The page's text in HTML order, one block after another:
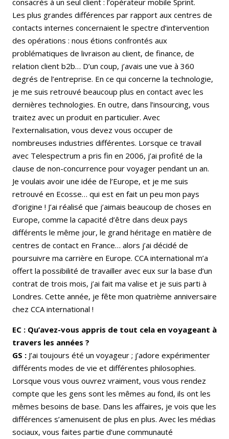
consacrés à un seul client : l’opérateur mobile Sprint.
Les plus grandes différences par rapport aux centres de
contacts internes concernaient le spectre d’intervention
des opérations : nous étions confrontés aux
problématiques de livraison au client, de finance, de
relation client b2b… D’un coup, j’avais une vue à 360
degrés de l’entreprise. En ce qui concerne la technologie,
je me suis retrouvé beaucoup plus en contact avec les
dernières technologies. En outre, dans l’insourcing, vous
traitez avec un produit en particulier. Avec
l’externalisation, vous devez vous occuper de
nombreuses industries différentes. Lorsque ce travail
avec Telespectrum a pris fin en 2006, j’ai profité de la
clause de non-concurrence pour voyager pendant un an.
Je voulais avoir une idée de l’Europe, et je me suis
retrouvé en Ecosse… qui est en fait un peu mon pays
d’origine ! J’ai réalisé que j’aimais beaucoup de choses en
Europe, comme la capacité d’être dans deux pays
différents le même jour, le grand héritage en matière de
centres de contact en France… alors j’ai décidé de
poursuivre ma carrière en Europe. CCA international m’a
offert la possibilité de travailler avec eux sur la base d’un
contrat de trois mois, j’ai fait ma valise et je suis parti à
Londres. Cette année, je fête mon quatrième anniversaire
chez CCA international !
EC : Qu’avez-vous appris de tout cela en voyageant à
travers les années ?
GS : J’ai toujours été un voyageur ; j’adore expérimenter
différents modes de vie et différentes philosophies.
Lorsque vous vous ouvrez vraiment, vous vous rendez
compte que les gens sont les mêmes au fond, ils ont les
mêmes besoins de base. Dans les affaires, je vois que les
différences s’amenuisent de plus en plus. Avec les médias
sociaux, vous faites partie d’une communauté